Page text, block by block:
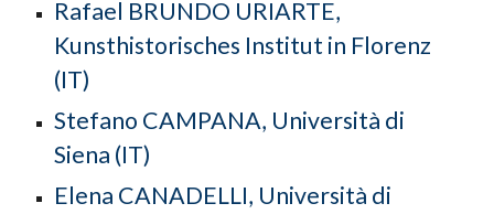
Rafael BRUNDO URIARTE,
Kunsthistorisches Institut in Florenz
(IT)
Stefano CAMPANA, Università di
Siena (IT)
Elena CANADELLI, Università di